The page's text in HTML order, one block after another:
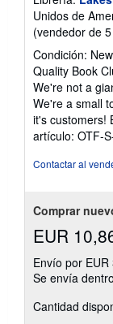
Unidos de
(vendedor de
Condición:
Quality Book
We're not a
We're a small
it's customers!
artículo: OTF-
Contactar al
Comprar
EUR
Envío por EUR
Se envía
Cantidad